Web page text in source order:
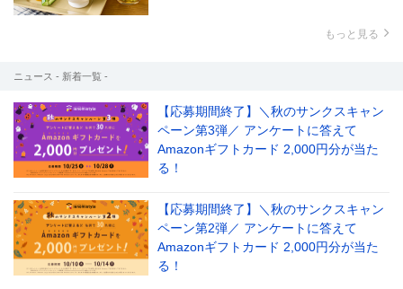
もっと見る
ニュース - 新着一覧 -
【応募期間終了】＼秋のサンクスキャン
ペーン第3弾／ アンケートに答えて
Amazonギフトカード 2,000円分が当た
る！
【応募期間終了】＼秋のサンクスキャン
ペーン第2弾／ アンケートに答えて
Amazonギフトカード 2,000円分が当た
る！